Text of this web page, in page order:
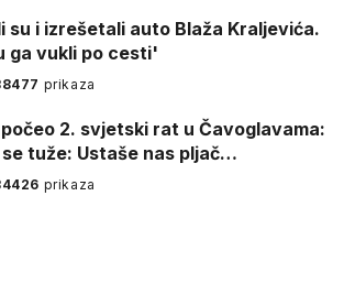
su i izrešetali auto Blaža Kraljevića.
ga vukli po cesti'
prikaza
2. svjetski rat u Čavoglavama:
tuže: Ustaše nas pljač…
prikaza